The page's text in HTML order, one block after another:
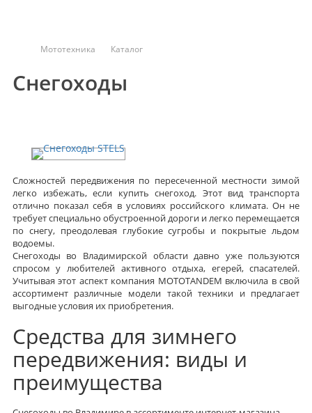
Мототехника Каталог
Снегоходы
Сложностей передвижения по пересеченной местности зимой
легко избежать, если купить снегоход. Этот вид транспорта
отлично показал себя в условиях российского климата. Он не
требует специально обустроенной дороги и легко перемещается
по снегу, преодолевая глубокие сугробы и покрытые льдом
водоемы.
Снегоходы во Владимирской области давно уже пользуются
спросом у любителей активного отдыха, егерей, спасателей.
Учитывая этот аспект компания MOTOTANDEM включила в свой
ассортимент различные модели такой техники и предлагает
выгодные условия их приобретения.
Средства для зимнего
передвижения: виды и
преимущества